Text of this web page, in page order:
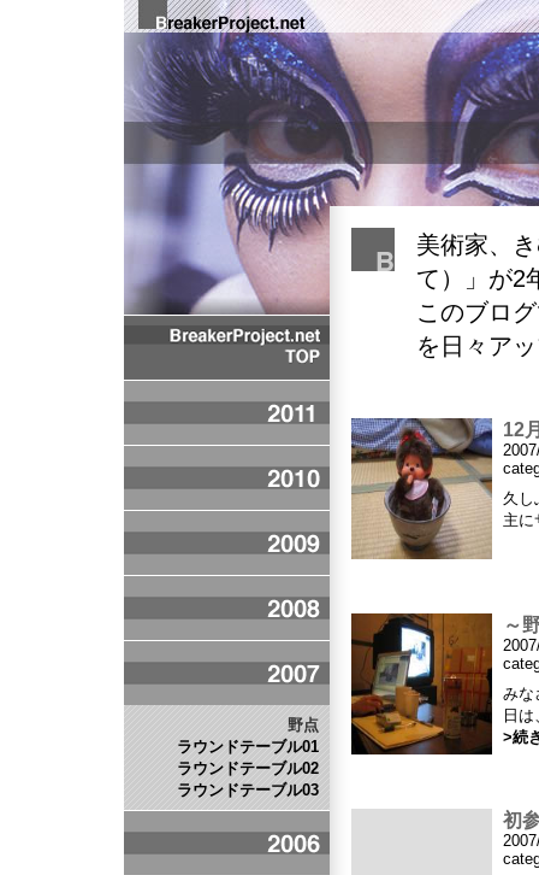
美術家、
て）」が2
このブロ
を日々ア
12
久し
主に
～
みな
日
>続
初
野点
ラウンドテーブル01
ラウンドテーブル02
ラウンドテーブル03